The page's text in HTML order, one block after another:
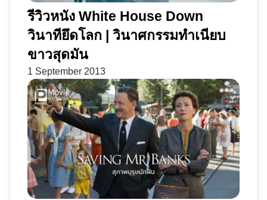
รีวิวหนัง White House Down
วินาทียึดโลก | วินาศกรรมทำเนียบ
ขาวสุดมัน
1 September 2013